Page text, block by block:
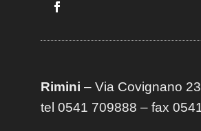
Rimini – Via Covignano
tel 0541 709888 – fax